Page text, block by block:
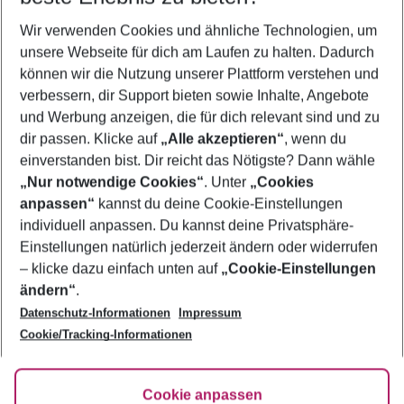
2 Erwachsene Keine Kinder
Mehr Filter anzeigen
Footer
Footer navigation
Über uns
AGB
Bestpreisgarantie
Cookie-Einstellungen ändern
Cookie-Richtlinie
Agenturbetreuung
Barrierefreies Reisen
FAQ
HanseMerkur Reiseversicherung
Folge uns
Wir verwenden Cookies und ähnliche Technologien, um
unsere Webseite für dich am Laufen zu halten. Dadurch
können wir die Nutzung unserer Plattform verstehen und
verbessern, dir Support bieten sowie Inhalte, Angebote
und Werbung anzeigen, die für dich relevant sind und zu
dir passen. Klicke auf „Alle akzeptieren“, wenn du
einverstanden bist. Dir reicht das Nötigste? Dann wähle
„Nur notwendige Cookies“. Unter „Cookies
anpassen“ kannst du deine Cookie-Einstellungen
individuell anpassen. Du kannst deine Privatsphäre-
Einstellungen natürlich jederzeit ändern oder widerrufen
– klicke dazu einfach unten auf „Cookie-Einstellungen
ändern“.
Datenschutz-Informationen
Impressum
Cookie/Tracking-Informationen
Cookie anpassen